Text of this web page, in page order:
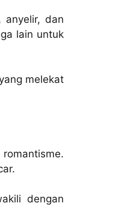
anyelir, dan
lain untuk
melekat
dengan